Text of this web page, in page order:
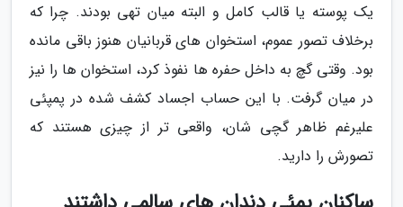
یک پوسته یا قالب کامل و البته میان تهی بودند. چرا که
برخلاف تصور عموم، استخوان های قربانیان هنوز باقی مانده
بود. وقتی گچ به داخل حفره ها نفوذ کرد، استخوان ها را نیز
در میان گرفت. با این حساب اجساد کشف شده در پمپئی
علیرغم ظاهر گچی شان، واقعی تر از چیزی هستند که
تصورش را دارید.